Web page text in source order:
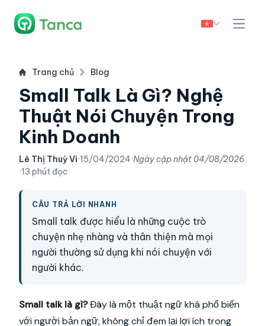
Trang chủ Blog
Small Talk Là Gì? Nghệ
Thuật Nói Chuyện Trong
Kinh Doanh
Lê Thị Thuỳ Vi·15/04/2024·Ngày cập nhật04/08/2026
·13 phút đọc
CÂU TRẢ LỜI NHANH
Small talk được hiểu là những cuộc trò
chuyện nhẹ nhàng và thân thiện mà mọi
người thường sử dụng khi nói chuyện với
người khác.
Small talk là gì?Đây là một thuật ngữ khá phổ biến
với người bản ngữ, không chỉ đem lại lợi ích trong